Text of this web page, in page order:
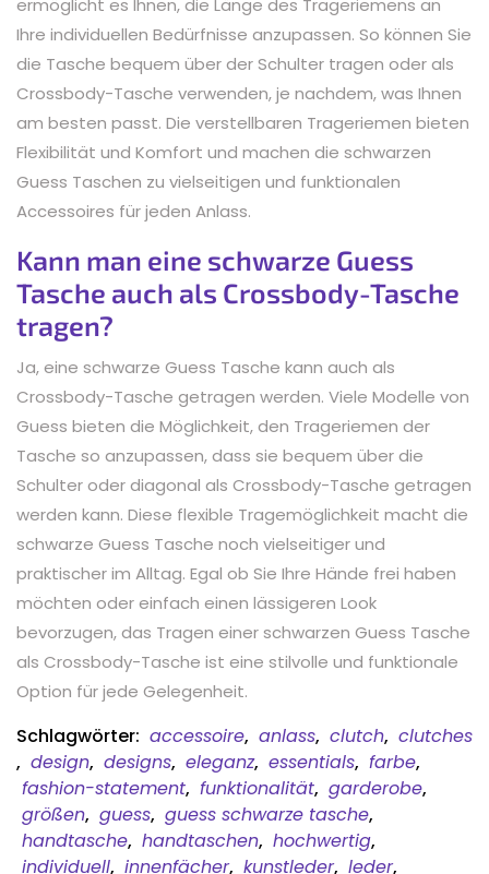
Ihre individuellen Bedürfnisse anzupassen. So können Sie
die Tasche bequem über der Schulter tragen oder als
Crossbody-Tasche verwenden, je nachdem, was Ihnen
am besten passt. Die verstellbaren Trageriemen bieten
Flexibilität und Komfort und machen die schwarzen
Guess Taschen zu vielseitigen und funktionalen
Accessoires für jeden Anlass.
Kann man eine schwarze Guess
Tasche auch als Crossbody-Tasche
tragen?
Ja, eine schwarze Guess Tasche kann auch als
Crossbody-Tasche getragen werden. Viele Modelle von
Guess bieten die Möglichkeit, den Trageriemen der
Tasche so anzupassen, dass sie bequem über die
Schulter oder diagonal als Crossbody-Tasche getragen
werden kann. Diese flexible Tragemöglichkeit macht die
schwarze Guess Tasche noch vielseitiger und
praktischer im Alltag. Egal ob Sie Ihre Hände frei haben
möchten oder einfach einen lässigeren Look
bevorzugen, das Tragen einer schwarzen Guess Tasche
als Crossbody-Tasche ist eine stilvolle und funktionale
Option für jede Gelegenheit.
Schlagwörter: accessoire, anlass, clutch, clutches
, design, designs, eleganz, essentials, farbe,
fashion-statement, funktionalität, garderobe,
größen, guess, guess schwarze tasche,
handtasche, handtaschen, hochwertig,
individuell, innenfächer, kunstleder, leder,